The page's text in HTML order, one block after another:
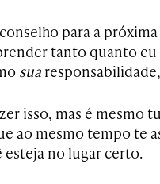
para a
tanto quanto
sua
isso, mas é mesmo
ao mesmo tempo te
esteja no lugar certo.